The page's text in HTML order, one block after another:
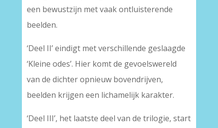
een bewustzijn met vaak ontluisterende
beelden.
‘Deel II’ eindigt met verschillende geslaagde
‘Kleine odes’. Hier komt de gevoelswereld
van de dichter opnieuw bovendrijven,
beelden krijgen een lichamelijk karakter.
‘Deel III’, het laatste deel van de trilogie, start